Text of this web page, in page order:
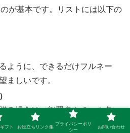
のが基本です。リストには以下の
ように、できるだけフルネー
ましいです。
場合は、部署名やチーム名
りやすくなります。
フト お役立ちリンク集
プライバシーポリ
シー
お問い合わせ